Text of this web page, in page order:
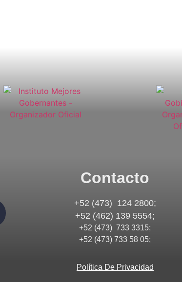
Contacto
+52 (473) 124 2800;
+52 (462) 139 5554;
+52 (473) 733 3315;
+52 (473) 733 58 05;
Política De Privacidad